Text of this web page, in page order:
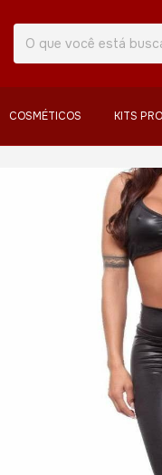
COSMÉTICOS KITS